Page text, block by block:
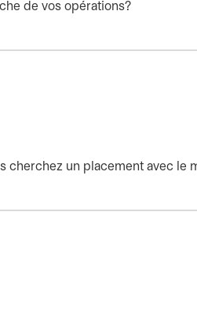
de vos opérations?
cherchez un placement avec le